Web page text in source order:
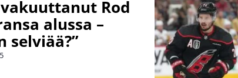
Rod
alussa –
selviää?”